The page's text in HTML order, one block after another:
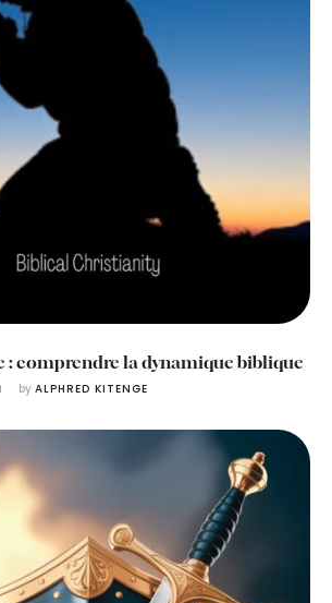
: comprendre la dynamique biblique
by ALPHRED KITENGE